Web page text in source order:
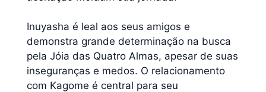
Inuyasha é leal aos seus amigos e
demonstra grande determinação na busca
pela Jóia das Quatro Almas, apesar de suas
inseguranças e medos. O relacionamento
com Kagome é central para seu